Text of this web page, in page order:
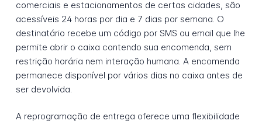
comerciais e estacionamentos de certas cidades, são
acessíveis 24 horas por dia e 7 dias por semana. O
destinatário recebe um código por SMS ou email que lhe
permite abrir o caixa contendo sua encomenda, sem
restrição horária nem interação humana. A encomenda
permanece disponível por vários dias no caixa antes de
ser devolvida.
A reprogramação de entrega oferece uma flexibilidade